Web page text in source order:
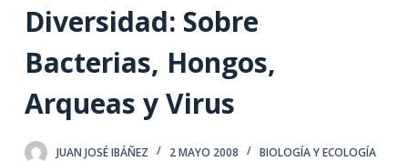
o
Diversidad: Sobre
Bacterias, Hongos,
Arqueas y Virus
JUAN JOSÉ IBÁÑEZ 2 MAYO 2008
BIOLOGÍA Y ECOLOGÍA